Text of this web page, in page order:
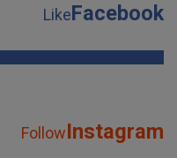
LikeFacebook
FollowInstagram